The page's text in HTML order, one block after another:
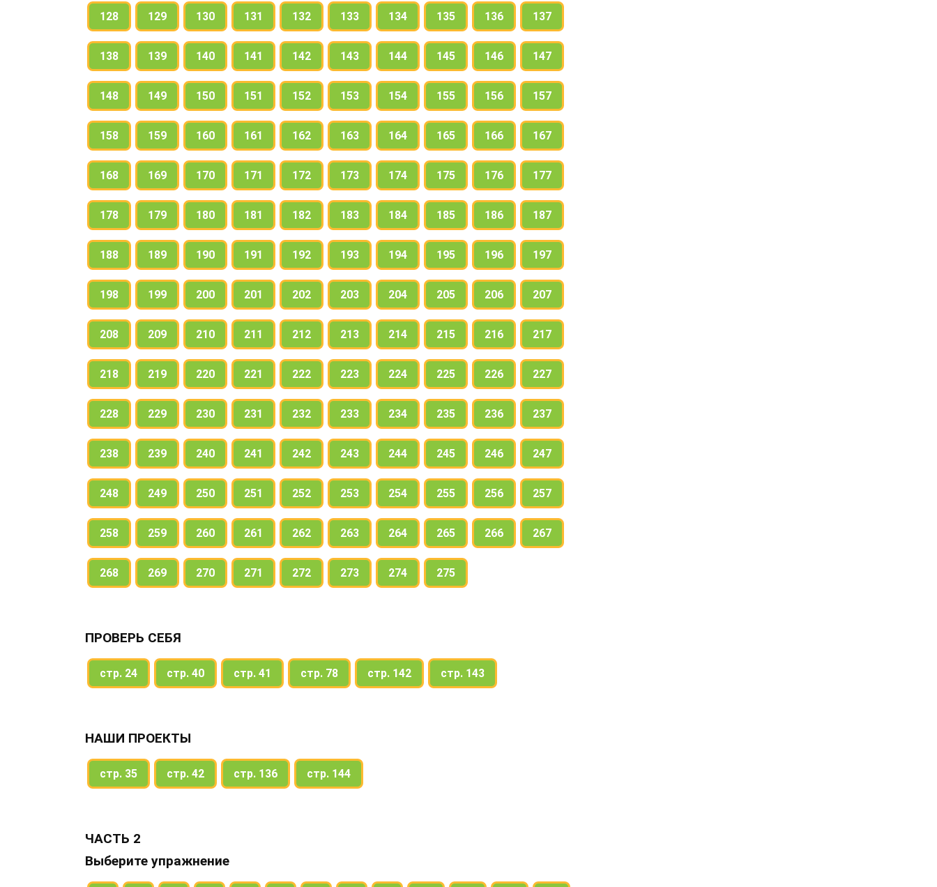
128 129 130 131 132 133 134 135 136 137
138 139 140 141 142 143 144 145 146 147
148 149 150 151 152 153 154 155 156 157
158 159 160 161 162 163 164 165 166 167
168 169 170 171 172 173 174 175 176 177
178 179 180 181 182 183 184 185 186 187
188 189 190 191 192 193 194 195 196 197
198 199 200 201 202 203 204 205 206 207
208 209 210 211 212 213 214 215 216 217
218 219 220 221 222 223 224 225 226 227
228 229 230 231 232 233 234 235 236 237
238 239 240 241 242 243 244 245 246 247
248 249 250 251 252 253 254 255 256 257
258 259 260 261 262 263 264 265 266 267
268 269 270 271 272 273 274 275
ПРОВЕРЬ СЕБЯ
стр. 24 стр. 40 стр. 41 стр. 78 стр. 142 стр. 143
НАШИ ПРОЕКТЫ
стр. 35 стр. 42 стр. 136 стр. 144
ЧАСТЬ 2
Выберите упражнение